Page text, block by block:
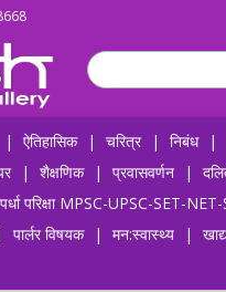
| ऐतिहासिक | चरित्र | निबंध |
| शैक्षणिक | प्रवासवर्णन |
परिक्षा MPSC-UPSC-SET-
पार्लर विषयक | मन:स्वास्थ्य |